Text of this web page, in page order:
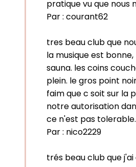
pratique vu que nous
Par : courant62
tres beau club que
la musique est
sauna. les coins
plein. le gros point
faim que c soit sur la
notre autorisation
ce n'est pas tolerable.
Par : nico2229
trés beau club que